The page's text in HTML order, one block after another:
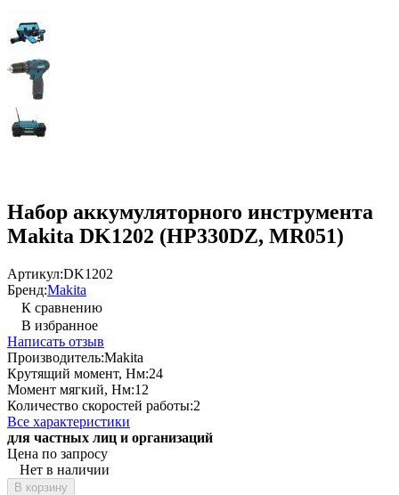
Набор аккумуляторного инструмента
Makita DK1202 (HP330DZ, MR051)
Артикул:DK1202
Бренд:Makita
К сравнению
В избранное
Написать отзыв
Производитель:Makita
Крутящий момент, Нм:24
Момент мягкий, Нм:12
Количество скоростей работы:2
Все характеристики
для частных лиц и организаций
Цена по запросу
Нет в наличии
В корзину